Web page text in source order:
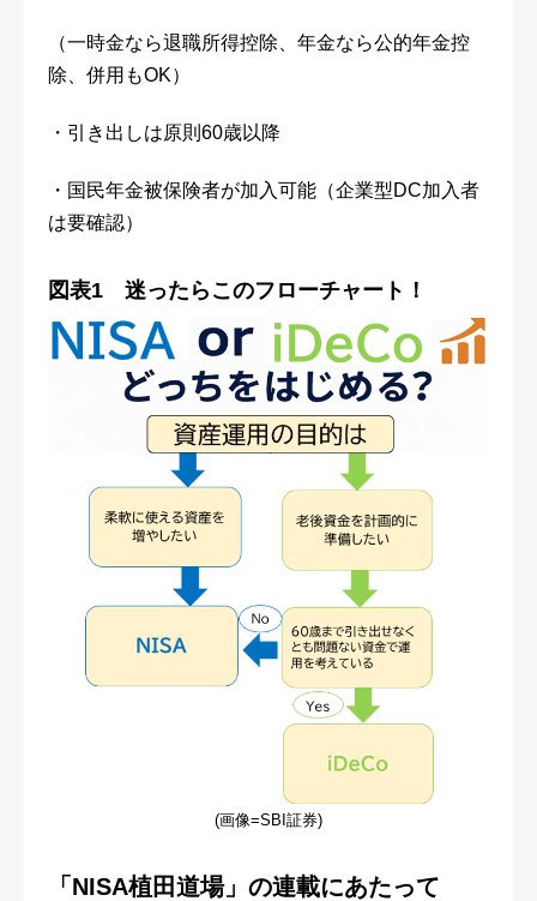
（一時金なら退職所得控除、年金なら公的年金控
除、併用もOK）
・引き出しは原則60歳以降
・国民年金被保険者が加入可能（企業型DC加入者
は要確認）
図表1 迷ったらこのフローチャート！
(画像=SBI証券)
「NISA植田道場」の連載にあたって